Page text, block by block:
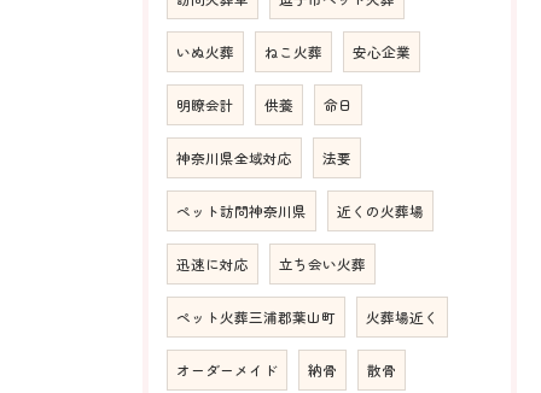
いぬ火葬 ねこ火葬 安心企業
明瞭会計 供養 命日
神奈川県全域対応 法要
ペット訪問神奈川県 近くの火葬場
迅速に対応 立ち会い火葬
ペット火葬三浦郡葉山町 火葬場近く
オーダーメイド 納骨 散骨